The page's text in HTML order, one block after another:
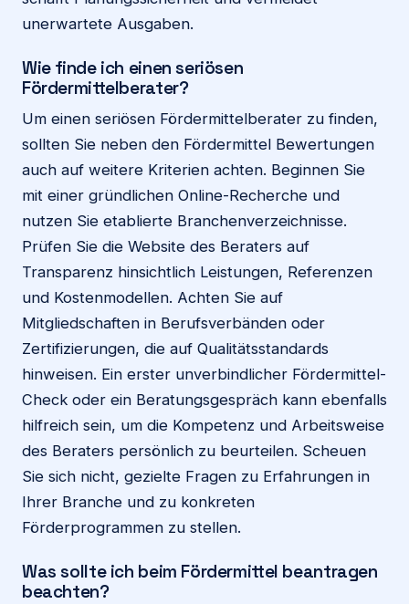
unerwartete Ausgaben.
Wie finde ich einen seriösen
Fördermittelberater?
Um einen seriösen Fördermittelberater zu finden,
sollten Sie neben den Fördermittel Bewertungen
auch auf weitere Kriterien achten. Beginnen Sie
mit einer gründlichen Online-Recherche und
nutzen Sie etablierte Branchenverzeichnisse.
Prüfen Sie die Website des Beraters auf
Transparenz hinsichtlich Leistungen, Referenzen
und Kostenmodellen. Achten Sie auf
Mitgliedschaften in Berufsverbänden oder
Zertifizierungen, die auf Qualitätsstandards
hinweisen. Ein erster unverbindlicher Fördermittel-
Check oder ein Beratungsgespräch kann ebenfalls
hilfreich sein, um die Kompetenz und Arbeitsweise
des Beraters persönlich zu beurteilen. Scheuen
Sie sich nicht, gezielte Fragen zu Erfahrungen in
Ihrer Branche und zu konkreten
Förderprogrammen zu stellen.
Was sollte ich beim Fördermittel beantragen
beachten?